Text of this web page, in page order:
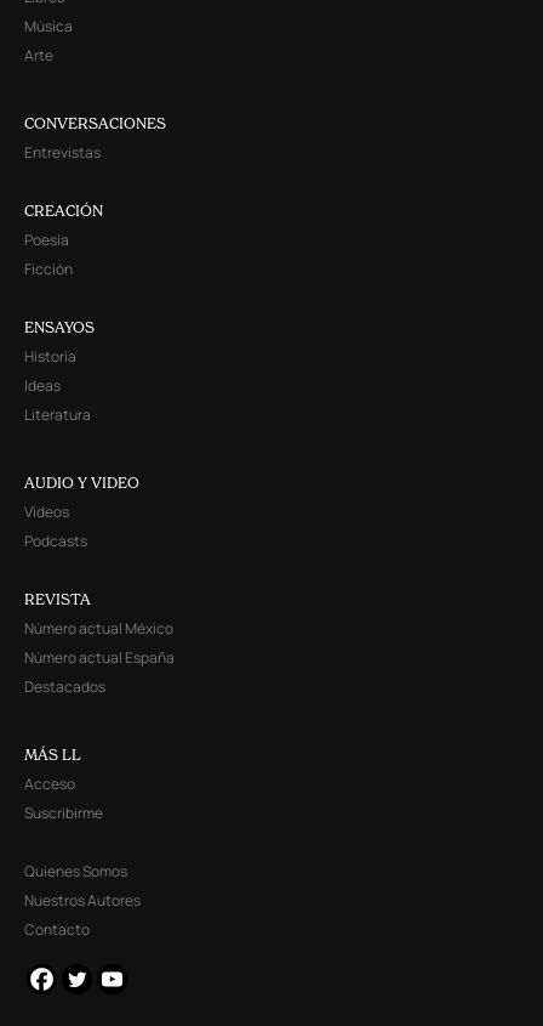
Música
Arte
CONVERSACIONES
Entrevistas
CREACIÓN
Poesía
Ficción
ENSAYOS
Historia
Ideas
Literatura
AUDIO Y VIDEO
Videos
Podcasts
REVISTA
Número actual México
Número actual España
Destacados
MÁS LL
Acceso
Suscribirme
Quienes Somos
Nuestros Autores
Contacto